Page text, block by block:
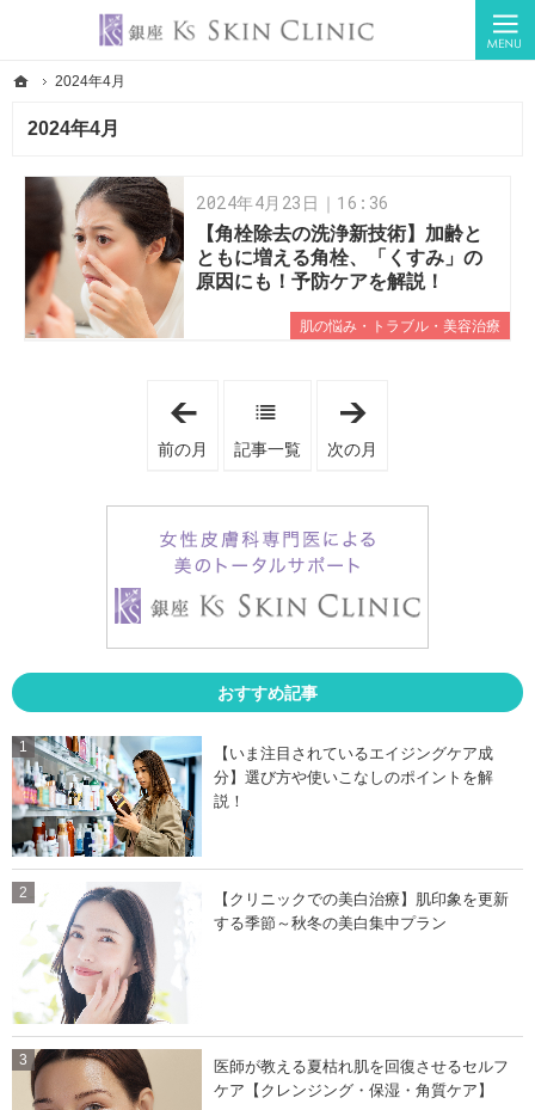
2024年4月
2024年4月
美容皮膚科医 慶田朋子が教えるKIREIを育む「1日1美活」
美容皮膚科医 慶田朋子が教えるKIREIを育む「1日1美活」
肌の悩み・トラブル・美容治療
2024年4月23日｜16:36
【角栓除去の洗浄新技術】加齢と
ともに増える角栓、「くすみ」の
原因にも！予防ケアを解説！
3
月
」
前の月 記事一覧
5
次の月
おすすめ記事
【いま注目されているエイジングケア成
分】選び方や使いこなしのポイントを解
説！
【クリニックでの美白治療】肌印象を更新
する季節～秋冬の美白集中プラン
医師が教える夏枯れ肌を回復させるセルフ
ケア【クレンジング・保湿・角質ケア】
ホーム
2024年4月